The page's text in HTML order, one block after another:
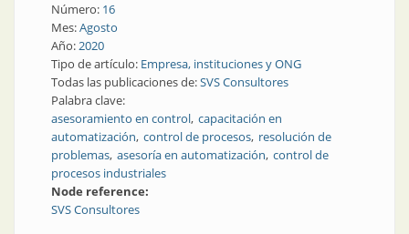
Número: 16
Mes:Agosto
Año:2020
Tipo de artículo: Empresa, instituciones y ONG
Todas las publicaciones de:SVS Consultores
Palabra clave:
asesoramiento en control capacitación en
automatización control de procesos resolución de
problemas asesoría en automatización control de
procesos industriales
Node reference:
SVS Consultores